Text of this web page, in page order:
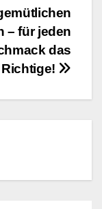
– für jeden
das
Richtige!